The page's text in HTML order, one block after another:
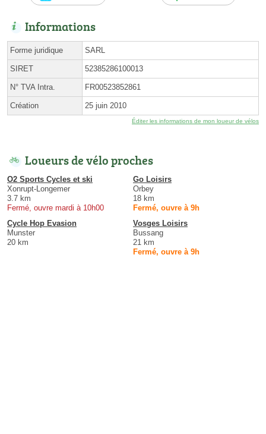
Informations
Forme juridique SARL
SIRET 52385286100013
N° TVA Intra. FR00523852861
Création 25 juin 2010
Éditer les informations de mon loueur de vélos
Loueurs de vélo proches
O2 Sports Cycles et ski
Xonrupt-Longemer
3.7 km
Fermé, ouvre mardi à 10h00
Go Loisirs
Orbey
18 km
Fermé, ouvre à 9h
Cycle Hop Evasion
Munster
20 km
Vosges Loisirs
Bussang
21 km
Fermé, ouvre à 9h